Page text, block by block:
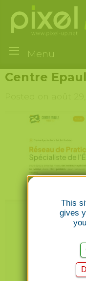
Menu
Centre
This
gives